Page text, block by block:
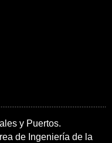
y Puertos.
de Ingeniería de la